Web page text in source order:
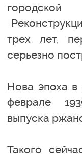
трех лет,
серьезно
Нова эпоха в
феврале
выпуска
Такого